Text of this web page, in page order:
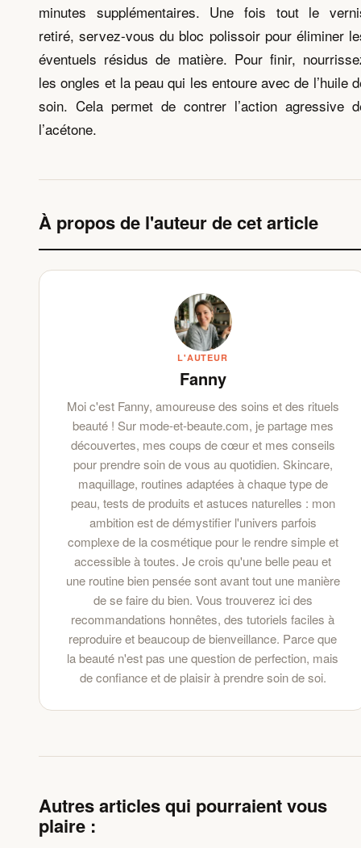
minutes supplémentaires. Une fois tout le
retiré, servez-vous du bloc polissoir pour éliminer
éventuels résidus de matière. Pour finir,
les ongles et la peau qui les entoure avec de l’huile
soin. Cela permet de contrer l’action agressive
l’acétone.
À propos de l'auteur de cet article
L'AUTEUR
Fanny
Moi c'est Fanny, amoureuse des soins et des rituels
beauté ! Sur mode-et-beaute.com, je partage mes
découvertes, mes coups de cœur et mes conseils
pour prendre soin de vous au quotidien. Skincare,
maquillage, routines adaptées à chaque type de
peau, tests de produits et astuces naturelles : mon
ambition est de démystifier l'univers parfois
complexe de la cosmétique pour le rendre simple et
accessible à toutes. Je crois qu'une belle peau et
une routine bien pensée sont avant tout une manière
de se faire du bien. Vous trouverez ici des
recommandations honnêtes, des tutoriels faciles à
reproduire et beaucoup de bienveillance. Parce que
la beauté n'est pas une question de perfection, mais
de confiance et de plaisir à prendre soin de soi.
Autres articles qui pourraient vous
plaire :